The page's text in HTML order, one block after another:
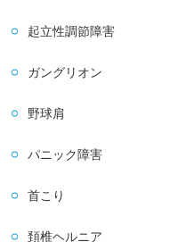
起立性調節障害
ガングリオン
野球肩
パニック障害
首こり
頚椎ヘルニア